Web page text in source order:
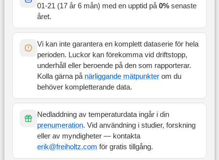
01-21(17 år 6 mån) med en upptid på0% senaste
året.
Vi kan inte garantera en komplett dataserie för hela
perioden. Luckor kan förekomma vid driftstopp,
underhåll eller beroende på den som rapporterar.
Kolla gärna på närliggande mätpunkterom du
behöver kompletterande data.
Nedladdning av temperaturdata ingår i din
prenumeration. Vid användning i studier, forskning
eller av myndigheter — kontakta
erik@freiholtz.com för gratis tillgång.